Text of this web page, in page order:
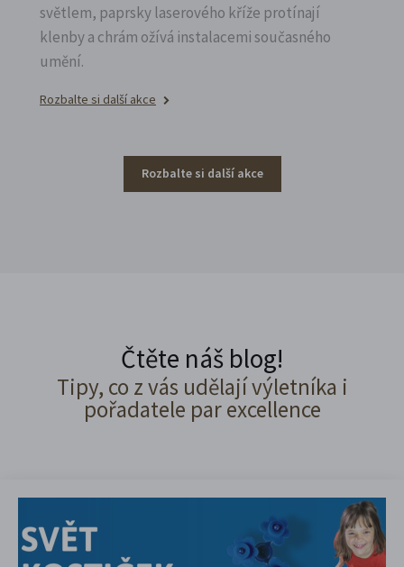
světlem, paprsky laserového kříže protínají
klenby a chrám ožívá instalacemi současného
umění.
Rozbalte si další akce
Rozbalte si další akce
Čtěte náš blog!
Tipy, co z vás udělají výletníka i
pořadatele par excellence